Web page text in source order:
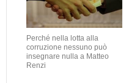
Perché nella lotta alla
corruzione nessuno può
insegnare nulla a Matteo
Renzi